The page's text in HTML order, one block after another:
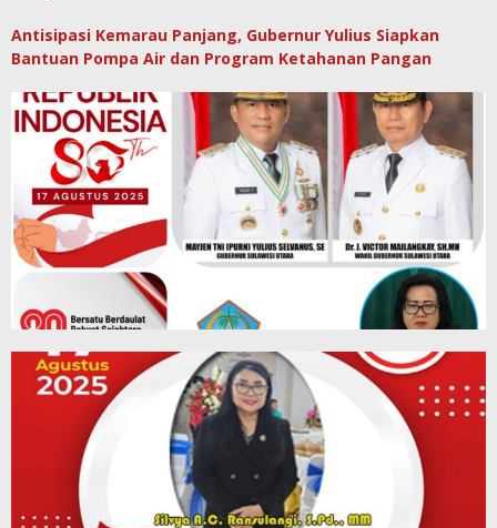
Antisipasi Kemarau Panjang, Gubernur Yulius Siapkan
Bantuan Pompa Air dan Program Ketahanan Pangan